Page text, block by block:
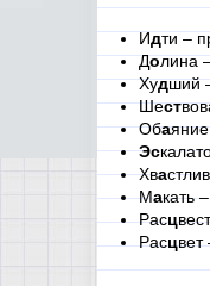
Идти –
Долина
Худший
Шест
Оба
Эс
Хва
Макать
Расц
Расцвет